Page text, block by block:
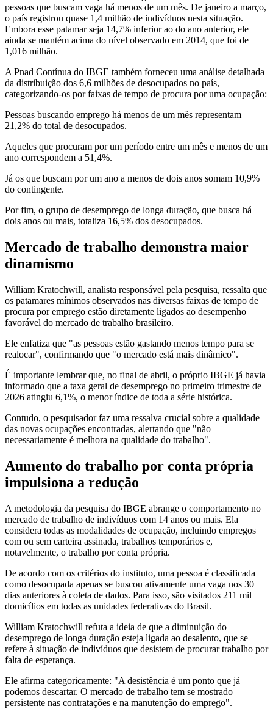
pessoas que buscam vaga há menos de um mês. De janeiro a março,
o país registrou quase 1,4 milhão de indivíduos nesta situação.
Embora esse patamar seja 14,7% inferior ao do ano anterior, ele
ainda se mantém acima do nível observado em 2014, que foi de
1,016 milhão.
A Pnad Contínua do IBGE também forneceu uma análise detalhada
da distribuição dos 6,6 milhões de desocupados no país,
categorizando-os por faixas de tempo de procura por uma ocupação:
Pessoas buscando emprego há menos de um mês representam
21,2% do total de desocupados.
Aqueles que procuram por um período entre um mês e menos de um
ano correspondem a 51,4%.
Já os que buscam por um ano a menos de dois anos somam 10,9%
do contingente.
Por fim, o grupo de desemprego de longa duração, que busca há
dois anos ou mais, totaliza 16,5% dos desocupados.
Mercado de trabalho demonstra maior
dinamismo
William Kratochwill, analista responsável pela pesquisa, ressalta que
os patamares mínimos observados nas diversas faixas de tempo de
procura por emprego estão diretamente ligados ao desempenho
favorável do mercado de trabalho brasileiro.
Ele enfatiza que "as pessoas estão gastando menos tempo para se
realocar", confirmando que "o mercado está mais dinâmico".
É importante lembrar que, no final de abril, o próprio IBGE já havia
informado que a taxa geral de desemprego no primeiro trimestre de
2026 atingiu 6,1%, o menor índice de toda a série histórica.
Contudo, o pesquisador faz uma ressalva crucial sobre a qualidade
das novas ocupações encontradas, alertando que "não
necessariamente é melhora na qualidade do trabalho".
Aumento do trabalho por conta própria
impulsiona a redução
A metodologia da pesquisa do IBGE abrange o comportamento no
mercado de trabalho de indivíduos com 14 anos ou mais. Ela
considera todas as modalidades de ocupação, incluindo empregos
com ou sem carteira assinada, trabalhos temporários e,
notavelmente, o trabalho por conta própria.
De acordo com os critérios do instituto, uma pessoa é classificada
como desocupada apenas se buscou ativamente uma vaga nos 30
dias anteriores à coleta de dados. Para isso, são visitados 211 mil
domicílios em todas as unidades federativas do Brasil.
William Kratochwill refuta a ideia de que a diminuição do
desemprego de longa duração esteja ligada ao desalento, que se
refere à situação de indivíduos que desistem de procurar trabalho por
falta de esperança.
Ele afirma categoricamente: "A desistência é um ponto que já
podemos descartar. O mercado de trabalho tem se mostrado
persistente nas contratações e na manutenção do emprego".